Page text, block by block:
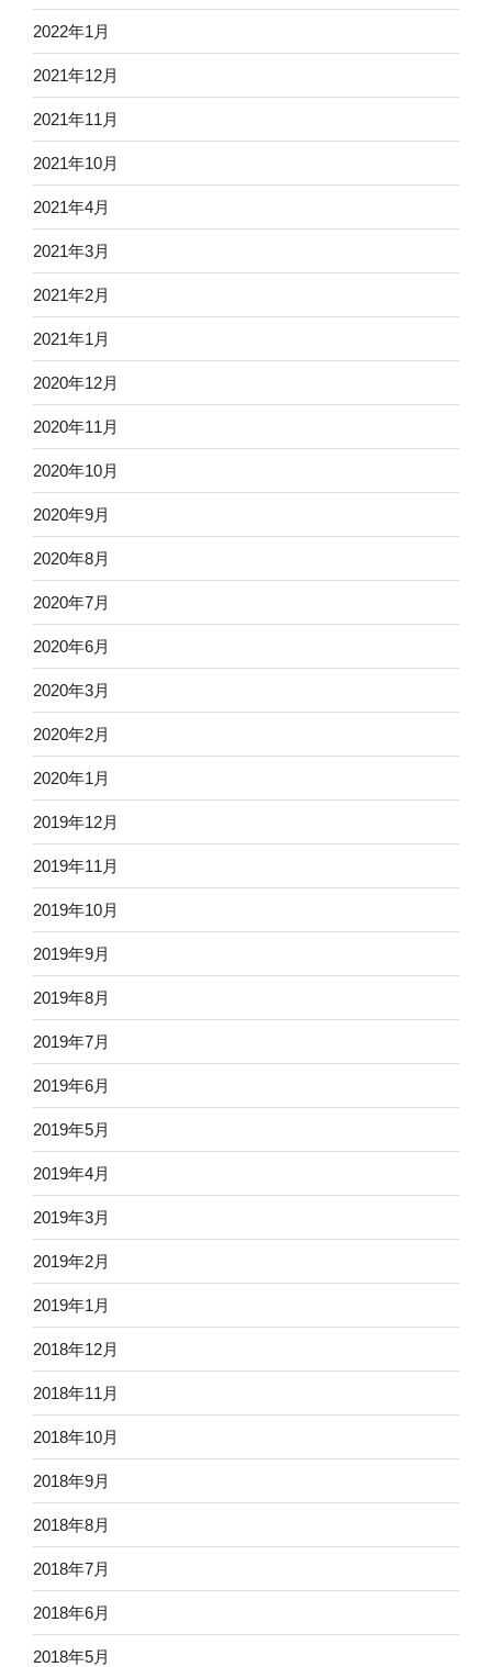
2022年1月
2021年12月
2021年11月
2021年10月
2021年4月
2021年3月
2021年2月
2021年1月
2020年12月
2020年11月
2020年10月
2020年9月
2020年8月
2020年7月
2020年6月
2020年3月
2020年2月
2020年1月
2019年12月
2019年11月
2019年10月
2019年9月
2019年8月
2019年7月
2019年6月
2019年5月
2019年4月
2019年3月
2019年2月
2019年1月
2018年12月
2018年11月
2018年10月
2018年9月
2018年8月
2018年7月
2018年6月
2018年5月